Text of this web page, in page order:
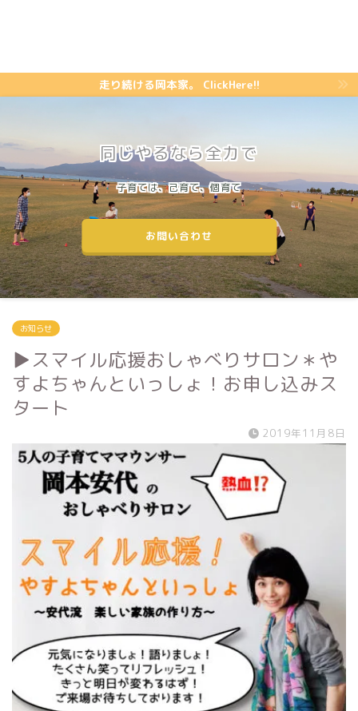
走り続ける岡本家。 ClickHere!!
同じやるなら全力で
子育ては、己育て、個育て
お問い合わせ
お知らせ
▶︎スマイル応援おしゃべりサロン＊や
すよちゃんといっしょ！お申し込みス
タート
2019年11月8日